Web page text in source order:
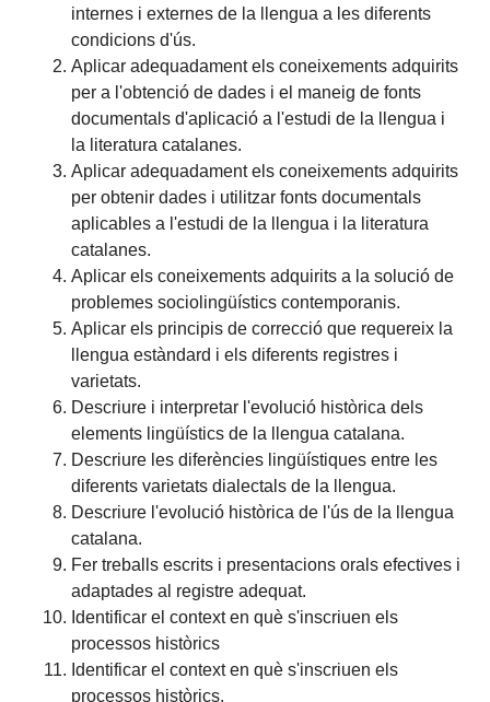
internes i externes de la llengua a les diferents
condicions d'ús.
Aplicar adequadament els coneixements adquirits
per a l'obtenció de dades i el maneig de fonts
documentals d'aplicació a l'estudi de la llengua i
la literatura catalanes.
Aplicar adequadament els coneixements adquirits
per obtenir dades i utilitzar fonts documentals
aplicables a l'estudi de la llengua i la literatura
catalanes.
Aplicar els coneixements adquirits a la solució de
problemes sociolingüístics contemporanis.
Aplicar els principis de correcció que requereix la
llengua estàndard i els diferents registres i
varietats.
Descriure i interpretar l'evolució històrica dels
elements lingüístics de la llengua catalana.
Descriure les diferències lingüístiques entre les
diferents varietats dialectals de la llengua.
Descriure l'evolució històrica de l'ús de la llengua
catalana.
Fer treballs escrits i presentacions orals efectives i
adaptades al registre adequat.
Identificar el context en què s'inscriuen els
processos històrics
Identificar el context en què s'inscriuen els
processos històrics.